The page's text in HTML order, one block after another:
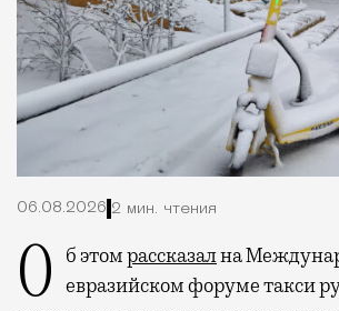
06.08.2026 2 мин. чтения
Об этомрассказална
евразийском форуме такси